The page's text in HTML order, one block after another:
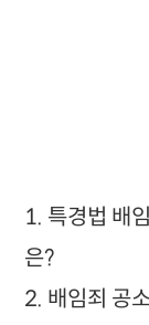
1. 특경법 배
은?
2. 배임죄 공